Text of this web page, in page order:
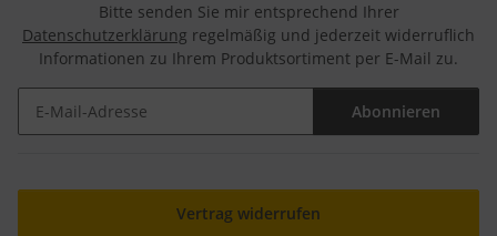
Bitte senden Sie mir entsprechend Ihrer
Datenschutzerklärung regelmäßig und jederzeit widerruflich
Informationen zu Ihrem Produktsortiment per E-Mail zu.
Abonnieren
Vertrag widerrufen